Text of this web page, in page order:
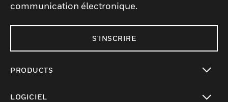
communication électronique.
S'INSCRIRE
PRODUCTS
LOGICIEL